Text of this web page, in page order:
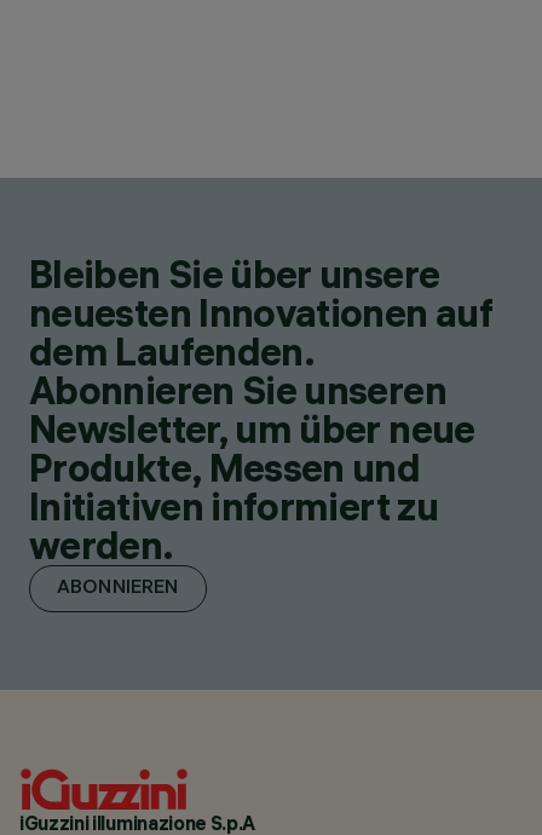
Bleiben Sie über unsere
neuesten Innovationen auf
dem Laufenden.
Abonnieren Sie unseren
Newsletter, um über neue
Produkte, Messen und
Initiativen informiert zu
werden.
ABONNIEREN
iGuzzini illuminazione S.p.A